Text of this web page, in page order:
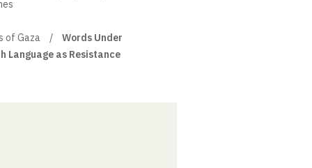
of Gaza
Words Under
Language as Resistance